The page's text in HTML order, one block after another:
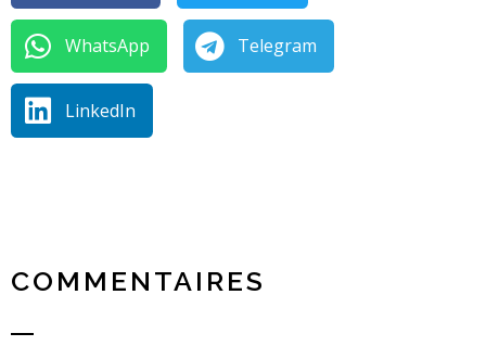
WhatsApp Telegram
LinkedIn
COMMENTAIRES